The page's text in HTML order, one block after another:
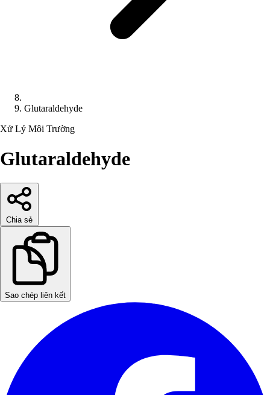
Glutaraldehyde
Xử Lý Môi Trường
Glutaraldehyde
Chia sẻ
Sao chép liên kết